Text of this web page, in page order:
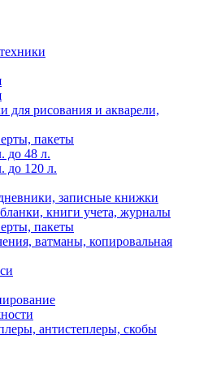
для рисования и акварели,
пакеты
до 48 л.
до 120 л.
записные книжки
книги учета, журналы
пакеты
ватманы, копировальная
антистеплеры, скобы